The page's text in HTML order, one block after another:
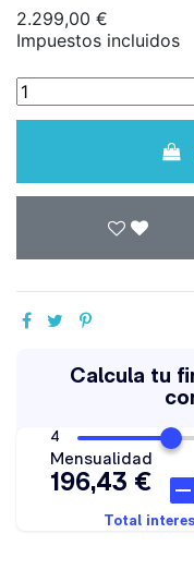
2.299,00 €
Impuestos incluidos